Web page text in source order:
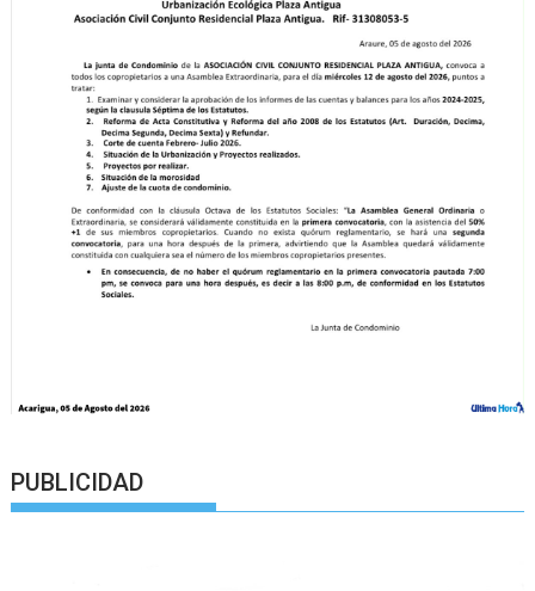
PUBLICIDAD